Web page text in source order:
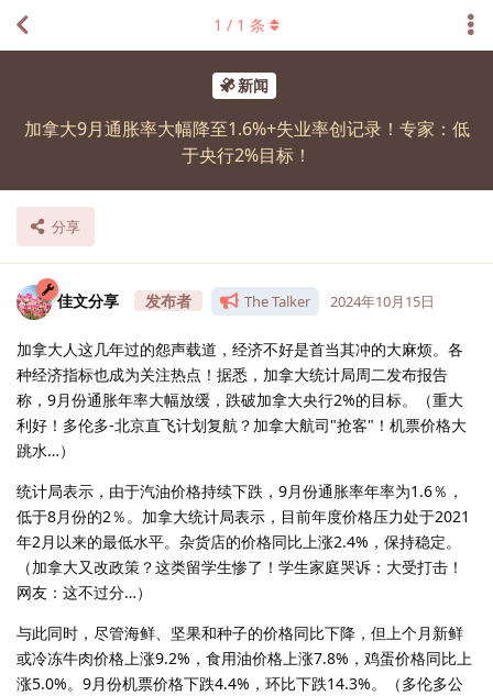
新闻
加拿大9月通胀率大幅降至1.6%+失业率创记录！专家：低
于央行2%目标！
分享
1 / 1 条
佳文分享 The Talker 2024年10月15日
加拿大人这几年过的怨声载道，经济不好是首当其冲的大麻烦。各
种经济指标也成为关注热点！据悉，加拿大统计局周二发布报告
称，9月份通胀年率大幅放缓，跌破加拿大央行2%的目标。（重大
利好！多伦多-北京直飞计划复航？加拿大航司"抢客"！机票价格大
跳水…）
统计局表示，由于汽油价格持续下跌，9月份通胀率年率为1.6％，
低于8月份的2％。加拿大统计局表示，目前年度价格压力处于2021
年2月以来的最低水平。杂货店的价格同比上涨2.4%，保持稳定。
（加拿大又改政策？这类留学生惨了！学生家庭哭诉：大受打击！
网友：这不过分…）
与此同时，尽管海鲜、坚果和种子的价格同比下降，但上个月新鲜
或冷冻牛肉价格上涨9.2%，食用油价格上涨7.8%，鸡蛋价格同比上
涨5.0%。9月份机票价格下跌4.4%，环比下跌14.3%。（多伦多公